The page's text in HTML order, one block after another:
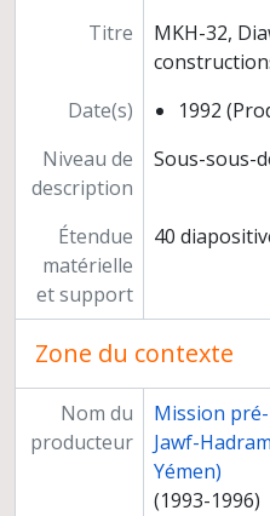
Programmes de
Préparation de
Congrès,
Participation à
Relations
Enseignement et
Activités d'expertise
Autres
Carrière
Titre
MKH-32,
Date(s)
1992
Niveau de
description
Sous-sous-
Étendue
matérielle
et support
40
Zone du contexte
Nom du
producteur
Mission
Jawf-
Yémen)
(1993-1996)